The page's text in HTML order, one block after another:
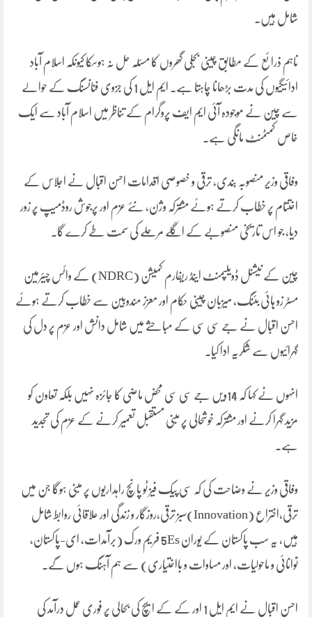
شامل ہیں۔
تاہم ذرائع کے مطابق چینی بجلی گھروں کا مسئلہ حل نہ ہوسکا کیونکہ اسلام آباد
ادائیگیوں کی مدت بڑھانا چاہتا ہے۔ ایم ایل 1 کی جزوی فنانسنگ کے حوالے
سے چین نے موجودہ آئی ایم ایف پروگرام کے تناظر میں اسلام آباد سے ایک
خاص کمٹمنٹ مانگی ہے۔
وفاقی وزیر منصوبہ بندی، ترقی و خصوصی اقدامات احسن اقبال نے اجلاس کے
اختتام پر خطاب کرتے ہوئے مشترکہ وژن، نئے عزم اور پرجوش روڈمیپ پر زور
دیا، جو اس تاریخی منصوبے کے اگلے مرحلے کی سمت طے کرے گا۔
چین کے نیشنل ڈویلپمنٹ اینڈ ریفارم کمیشن (NDRC) کے وائس چیئرمین
مسٹر زو ہائی بئنگ، میزبان چینی حکام اور معزز مندوبین سے خطاب کرتے ہوئے
احسن اقبال نے جے سی سی کے مباحثے میں شامل دانش اور عزم پر دل کی
گہرائیوں سے شکریہ ادا کیا۔
انہوں نے کہا کہ 14ویں جے سی سی محض ماضی کا جائزہ نہیں بلکہ تعاون کو
مزید گہرا کرنے اور مشترکہ خوشحالی پر مبنی مستقبل تعمیر کرنے کے عزم کی تجدید
ہے۔
وفاقی وزیر نے وضاحت کی کہ سی پیک فیز ٹو پانچ راہداریوں پر مبنی ہوگا جن میں
ترقی،اختراع (Innovation)سبز ترقی،روزگار و زندگی اور علاقائی روابط شامل
ہیں، یہ سب پاکستان کے یوران 5Es فریم ورک (برآمدات، ای-پاکستان،
توانائی و ماحولیات، اور مساوات و بااختیاری) سے ہم آہنگ ہوں گے۔
احسن اقبال نے ایم ایل 1 اور کے کے ایچ کی بحالی پر فوری عمل درآمد کی